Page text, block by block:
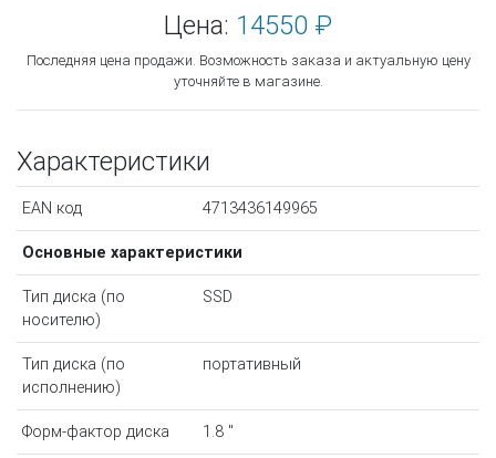
Цена: 14550 ₽
Последняя цена продажи. Возможность заказа и актуальную цену
уточняйте в магазине.
Характеристики
EAN код 4713436149965
Основные характеристики
Тип диска (по
носителю)
SSD
Тип диска (по
исполнению)
портативный
Форм-фактор диска 1.8 "